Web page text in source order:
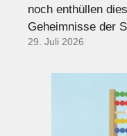
noch enthüllen
Geheimnisse der
29. Juli 2026